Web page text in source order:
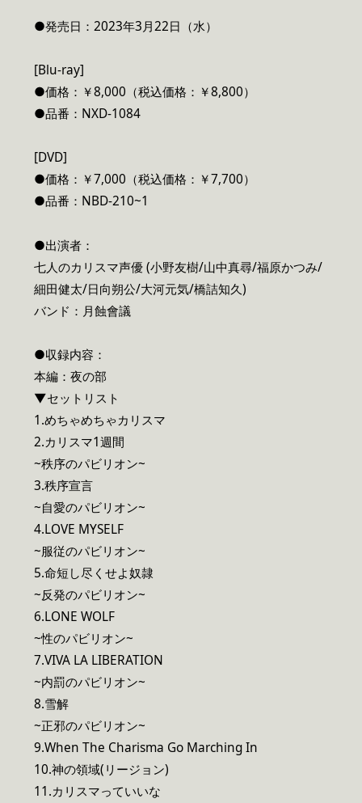
●発売日：2023年3月22日（水）
[Blu-ray]
●価格：￥8,000（税込価格：￥8,800）
●品番：NXD-1084
[DVD]
●価格：￥7,000（税込価格：￥7,700）
●品番：NBD-210~1
●出演者：
七人のカリスマ声優 (小野友樹/山中真尋/福原かつみ/
細田健太/日向朔公/大河元気/橋詰知久)
バンド：月蝕會議
●収録内容：
本編：夜の部
▼セットリスト
1.めちゃめちゃカリスマ
2.カリスマ1週間
~秩序のパビリオン~
3.秩序宣言
~自愛のパビリオン~
4.LOVE MYSELF
~服従のパビリオン~
5.命短し尽くせよ奴隷
~反発のパビリオン~
6.LONE WOLF
~性のパビリオン~
7.VIVA LA LIBERATION
~内罰のパビリオン~
8.雪解
~正邪のパビリオン~
9.When The Charisma Go Marching In
10.神の領域(リージョン)
11.カリスマっていいな